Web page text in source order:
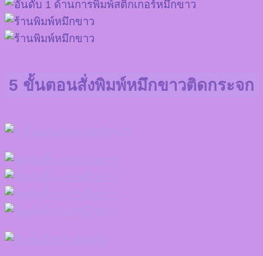
5 ขั้นตอนสั่งพิมพ์หมึกขาวติดกระจก